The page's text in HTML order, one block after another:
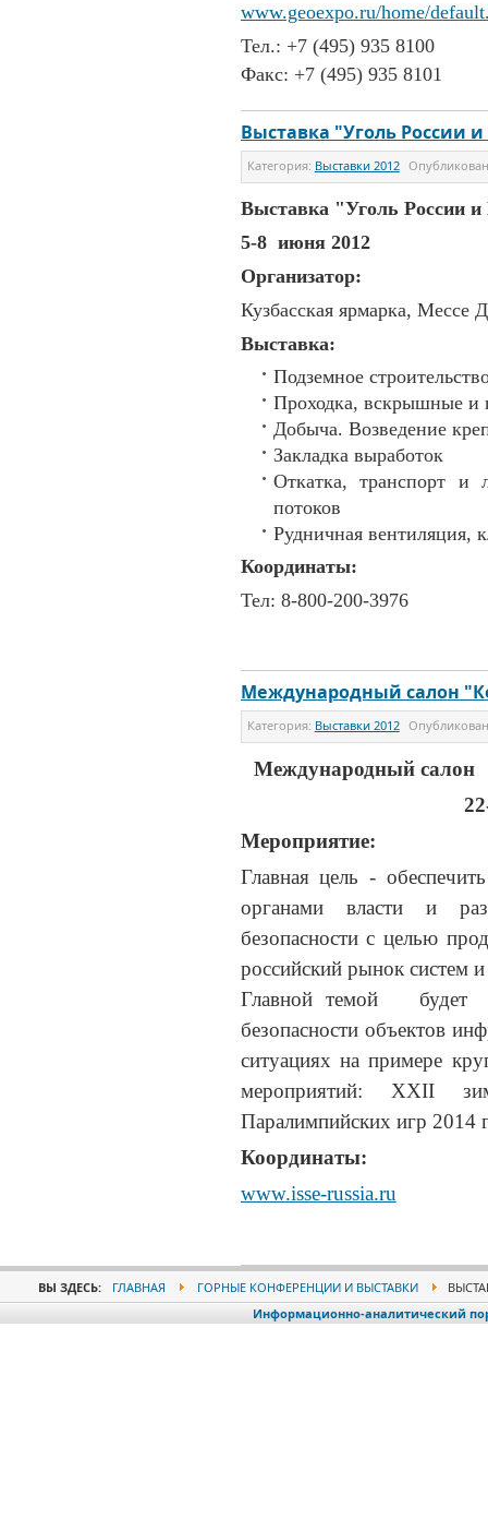
www.geoexpo.ru/home/
Тел.: +7 (495) 935 8100
Факс: +7 (495) 935 8101
Выставка "Уголь России
Категория: Выставки 2012
Выставка "Уголь России
5-8 июня 2012
Организатор:
Кузбасская ярмарка, Мессе
Выставка:
Подземное
Проходка, вскрышные и
Добыча. Возведение
Закладка выработок
Откатка, транспорт и
потоков
Рудничная вентиляция,
Координаты:
Тел: 8-800-200-3976
Международный салон
Категория: Выставки 2012
Международный салон
Мероприятие:
Главная цель -
органами власти и
безопасности с целью
российский рынок систем и
Главной темой будет
безопасности объектов
ситуациях на примере
мероприятий: XXII
Паралимпийских игр 2014
Координаты:
www.isse-russia.ru
ВЫ ЗДЕСЬ: ГЛАВНАЯ ГОРНЫЕ КОНФЕРЕНЦИИ И ВЫСТАВКИ
Информационно-аналитический